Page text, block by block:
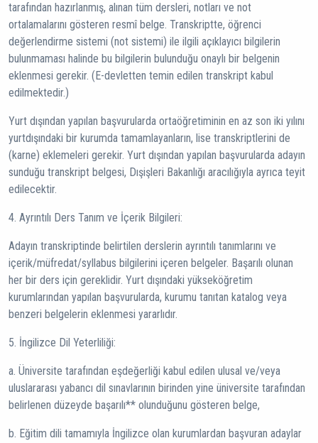
tarafından hazırlanmış, alınan tüm dersleri, notları ve not
ortalamalarını gösteren resmî belge. Transkriptte, öğrenci
değerlendirme sistemi (not sistemi) ile ilgili açıklayıcı bilgilerin
bulunmaması halinde bu bilgilerin bulunduğu onaylı bir belgenin
eklenmesi gerekir. (E-devletten temin edilen transkript kabul
edilmektedir.)
Yurt dışından yapılan başvurularda ortaöğretiminin en az son iki yılını
yurtdışındaki bir kurumda tamamlayanların, lise transkriptlerini de
(karne) eklemeleri gerekir. Yurt dışından yapılan başvurularda adayın
sunduğu transkript belgesi, Dışişleri Bakanlığı aracılığıyla ayrıca teyit
edilecektir.
4. Ayrıntılı Ders Tanım ve İçerik Bilgileri:
Adayın transkriptinde belirtilen derslerin ayrıntılı tanımlarını ve
içerik/müfredat/syllabus bilgilerini içeren belgeler. Başarılı olunan
her bir ders için gereklidir. Yurt dışındaki yükseköğretim
kurumlarından yapılan başvurularda, kurumu tanıtan katalog veya
benzeri belgelerin eklenmesi yararlıdır.
5. İngilizce Dil Yeterliliği:
a. Üniversite tarafından eşdeğerliği kabul edilen ulusal ve/veya
uluslararası yabancı dil sınavlarının birinden yine üniversite tarafından
belirlenen düzeyde başarılı** olunduğunu gösteren belge,
b. Eğitim dili tamamıyla İngilizce olan kurumlardan başvuran adaylar